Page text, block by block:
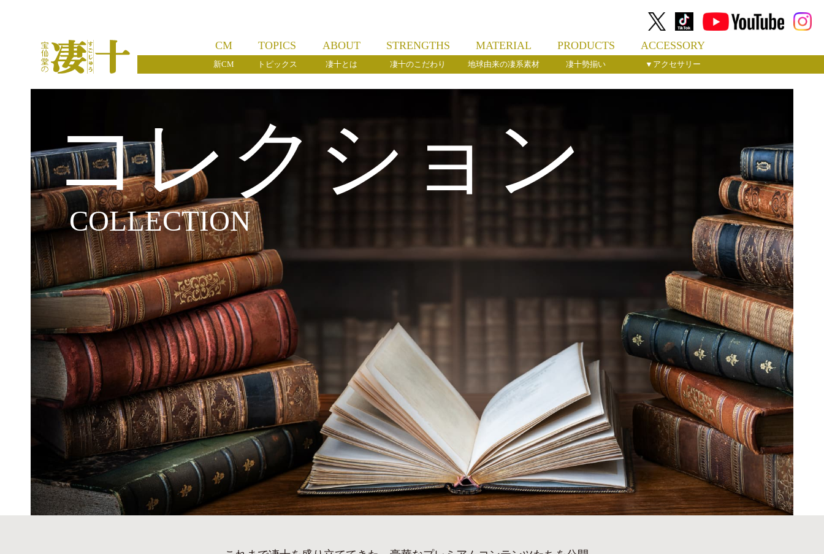
CM
新CM
TOPICS
トピックス
ABOUT
凄十とは
STRENGTHS
凄十のこだわり
MATERIAL
地球由来の凄系素材
PRODUCTS
凄十勢揃い
ACCESSORY
▼アクセサリー
コレクション
COLLECTION